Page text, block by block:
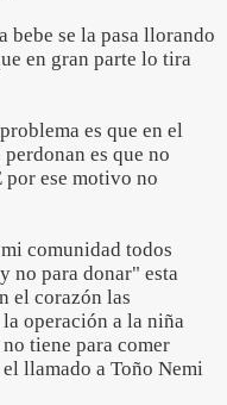
bebe se la pasa llorando
en gran parte lo tira
es que en el
es que no
por ese motivo no
comunidad todos
no para donar" esta
el corazón las
operación a la niña
tiene para comer
llamado a Toño Nemi